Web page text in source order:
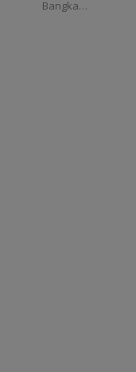
Bangka…